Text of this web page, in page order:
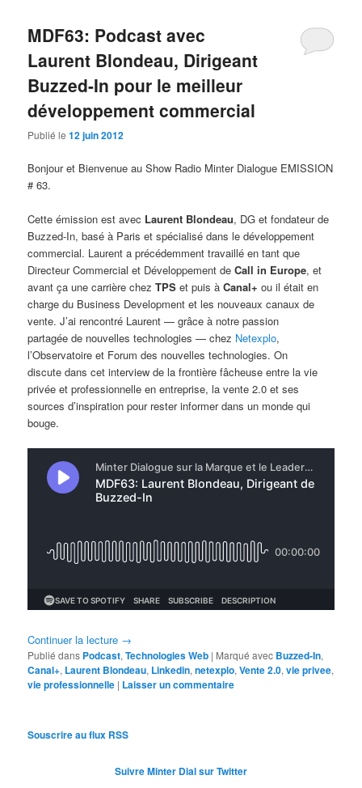
MDF63: Podcast avec
Laurent Blondeau, Dirigeant
Buzzed-In pour le meilleur
développement commercial
Publié le12 juin 2012
Bonjour et Bienvenue au Show Radio Minter Dialogue EMISSION
# 63.
Cette émission est avec Laurent Blondeau, DG et fondateur de
Buzzed-In, basé à Paris et spécialisé dans le développement
commercial. Laurent a précédemment travaillé en tant que
Directeur Commercial et Développement deCall in Europe, et
avant ça une carrière chezTPS et puis àCanal+ ou il était en
charge du Business Development et les nouveaux canaux de
vente. J’ai rencontré Laurent — grâce à notre passion
partagée de nouvelles technologies — chez Netexplo,
l’Observatoire et Forum des nouvelles technologies. On
discute dans cet interview de la frontière fâcheuse entre la vie
privée et professionnelle en entreprise, la vente 2.0 et ses
sources d’inspiration pour rester informer dans un monde qui
bouge.
Continuer la lecture →
Publié dans Podcast,Technologies Web | Marqué avec Buzzed-In,
Canal+, Laurent Blondeau, Linkedin,netexplo,Vente 2.0,vie privee,
vie professionnelle | Laisser un commentaire
Souscrire au flux RSS
Suivre Minter Dial sur Twitter